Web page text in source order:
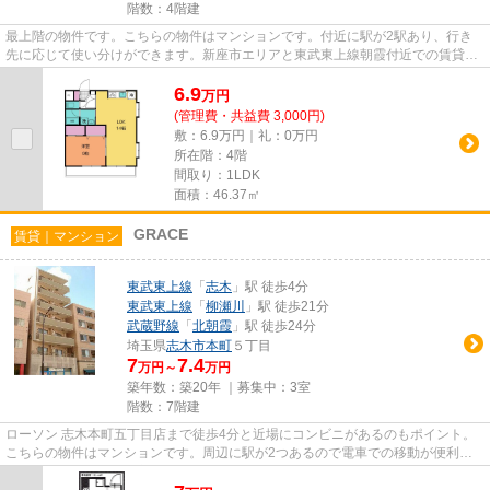
階数：4階建
最上階の物件です。こちらの物件はマンションです。付近に駅が2駅あり、行き
先に応じて使い分けができます。新座市エリアと東武東上線朝霞付近での賃貸マ
6.9万円
(管理費・共益費 3,000円)
敷：6.9万円｜礼：0万円
所在階：4階
間取り：1LDK
面積：46.37㎡
賃貸｜マンション GRACE
東武東上線 「 志木 」駅 徒歩4分
東武東上線 「 柳瀬川
」駅 徒歩21分
武蔵野線 「 北朝霞 」駅 徒歩24分
埼玉県志木市本町 ５丁目
7万円～7.4万円
築年数：築20年 ｜募集中： 3室
階数：7階建
ローソン 志木本町五丁目店まで徒歩4分と近場にコンビニがあるのもポイント。
こちらの物件はマンションです。周辺に駅が2つあるので電車での移動が便利で
す。雨風から骨組みを守ってく...